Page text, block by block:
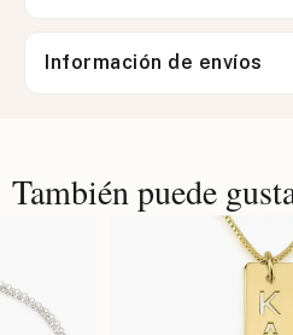
Información de envíos
También puede